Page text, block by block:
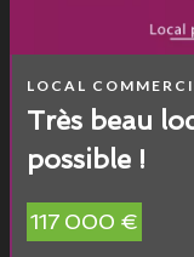
LOCAL
Très beau
possible !
117 000 €